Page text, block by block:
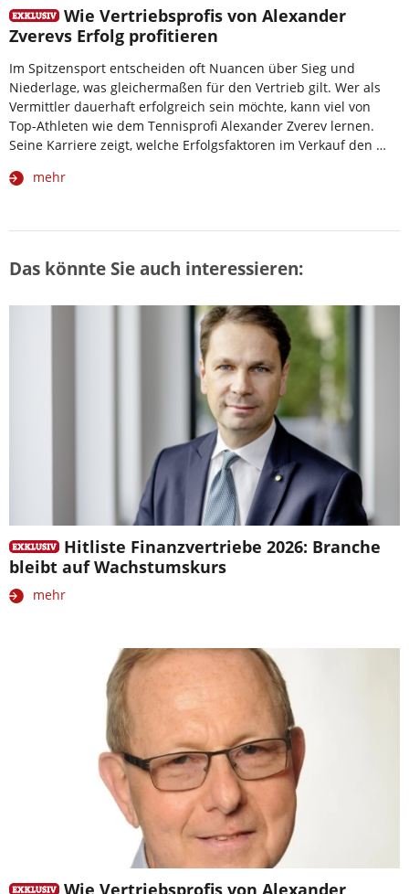
Wie Vertriebsprofis von Alexander
Zverevs Erfolg profitieren
Im Spitzensport entscheiden oft Nuancen über Sieg und
Niederlage, was gleichermaßen für den Vertrieb gilt. Wer als
Vermittler dauerhaft erfolgreich sein möchte, kann viel von
Top-Athleten wie dem Tennisprofi Alexander Zverev lernen.
Seine Karriere zeigt, welche Erfolgsfaktoren im Verkauf den …
mehr
Das könnte Sie auch interessieren:
Hitliste Finanzvertriebe 2026: Branche
bleibt auf Wachstumskurs
mehr
Wie Vertriebsprofis von Alexander